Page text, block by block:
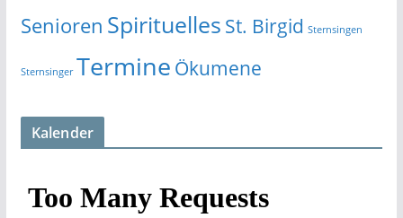
Senioren Spirituelles St. Birgid Sternsingen
Sternsinger Termine Ökumene
Kalender